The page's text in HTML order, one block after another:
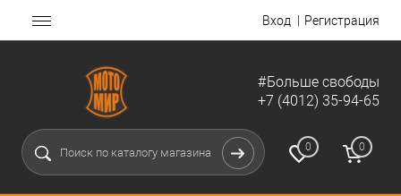
Вход Регистрация
#Больше свободы
+7 (4012) 35-94-65
0 0